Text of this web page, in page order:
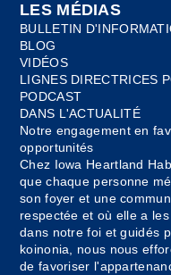
LES MÉDIAS
BULLETIN
BLOG
VIDÉOS
LIGNES DIRECTRICES
PODCAST
DANS L'ACTUALITÉ
Notre engagement en
opportunités
Chez Iowa Heartland
que chaque personne
son foyer et une
respectée et où elle a
dans notre foi et guidés
koinonia, nous nous
de favoriser